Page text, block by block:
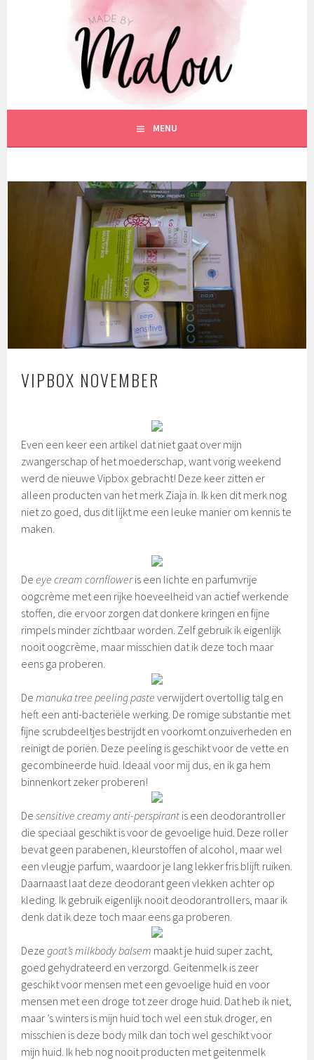
MENU
VIPBOX NOVEMBER
n
v
e
m
e
r
4
Even een keer een artikel dat niet gaat over mijn
zwangerschap of het moederschap, want vorig weekend
werd de nieuwe Vipbox gebracht! Deze keer zitten er
alleen producten van het merk Ziaja in. Ik ken dit merk nog
niet zo goed, dus dit lijkt me een leuke manier om kennis te
maken.
Deeye cream cornfloweris een lichte en parfumvrije
oogcrème met een rijke hoeveelheid van actief werkende
stoffen, die ervoor zorgen dat donkere kringen en fijne
rimpels minder zichtbaar worden. Zelf gebruik ik eigenlijk
nooit oogcrème, maar misschien dat ik deze toch maar
eens ga proberen.
De manuka tree peeling paste verwijdert overtollig talg en
heft een anti-bacteriële werking. De romige substantie met
fijne scrubdeeltjes bestrijdt en voorkomt onzuiverheden en
reinigt de poriën. Deze peeling is geschikt voor de vette en
gecombineerde huid. Ideaal voor mij dus, en ik ga hem
binnenkort zeker proberen!
Desensitive creamy anti-perspirant is een deodorantroller
die speciaal geschikt is voor de gevoelige huid. Deze roller
bevat geen parabenen, kleurstoffen of alcohol, maar wel
een vleugje parfum, waardoor je lang lekker fris blijft ruiken.
Daarnaast laat deze deodorant geen vlekken achter op
kleding. Ik gebruik eigenlijk nooit deodorantrollers, maar ik
denk dat ik deze toch maar eens ga proberen.
Dezegoat’s milkbody balsem maakt je huid super zacht,
goed gehydrateerd en verzorgd. Geitenmelk is zeer
geschikt voor mensen met een gevoelige huid en voor
mensen met een droge tot zeer droge huid. Dat heb ik niet,
maar ’s winters is mijn huid toch wel een stuk droger, en
misschien is deze body milk dan toch wel geschikt voor
mijn huid. Ik heb nog nooit producten met geitenmelk